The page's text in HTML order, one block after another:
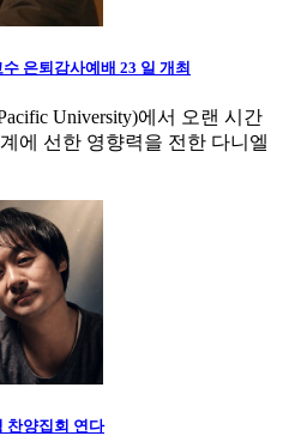
은퇴감사예배 23 일 개최
University)에서 오랜 시간
에 선한 영향력을 전한 다니엘
찬양집회 연다